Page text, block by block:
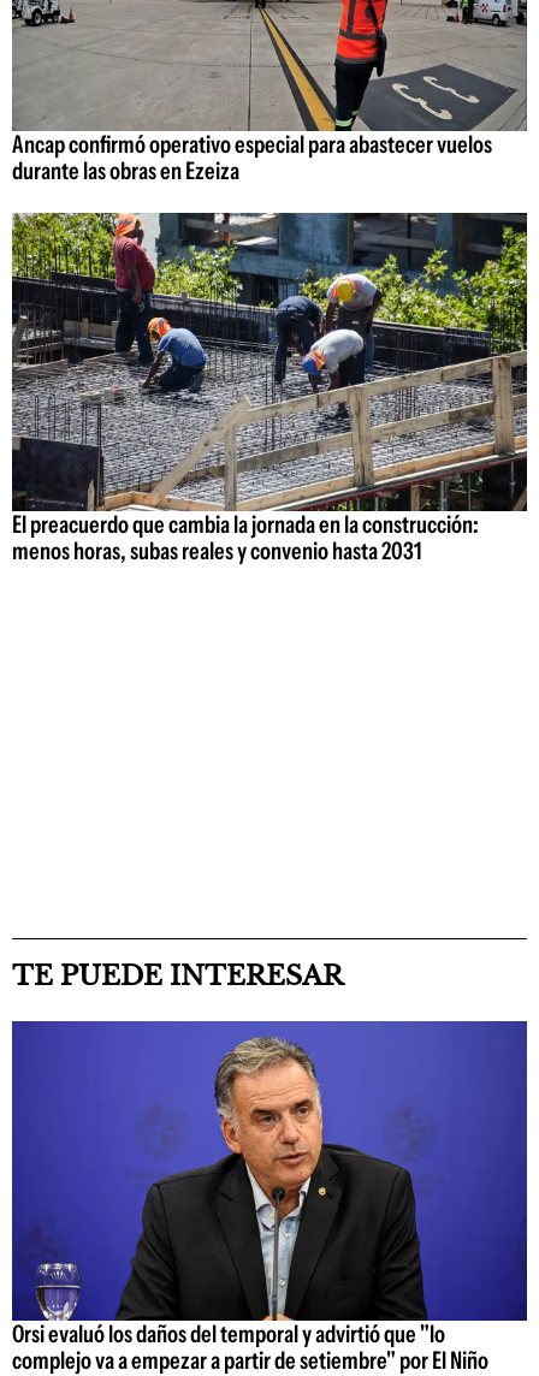
Ancap confirmó operativo especial para abastecer vuelos
durante las obras en Ezeiza
El preacuerdo que cambia la jornada en la construcción:
menos horas, subas reales y convenio hasta 2031
TE PUEDE INTERESAR
Orsi evaluó los daños del temporal y advirtió que "lo
complejo va a empezar a partir de setiembre" por El Niño